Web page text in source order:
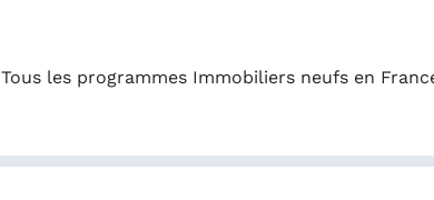
Tous les programmes Immobiliers neufs en